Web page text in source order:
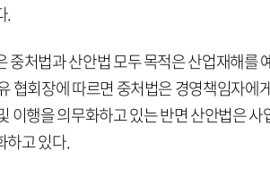
.
중처법과 산안법 모두 목적은 산업재해를
협회장에 따르면 중처법은 경영책임자에
이행을 의무화하고 있는 반면 산안법은
하고 있다.